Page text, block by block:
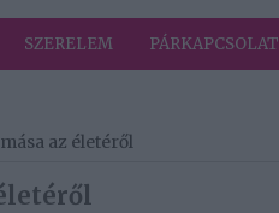
SZERELEM PÁRKAPCSOLAT
az életéről